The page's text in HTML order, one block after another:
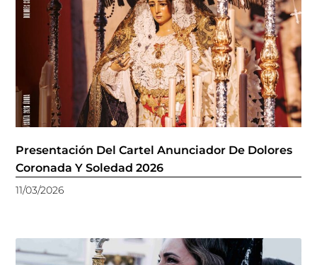
Presentación Del Cartel Anunciador De Dolores
Coronada Y Soledad 2026
11/03/2026